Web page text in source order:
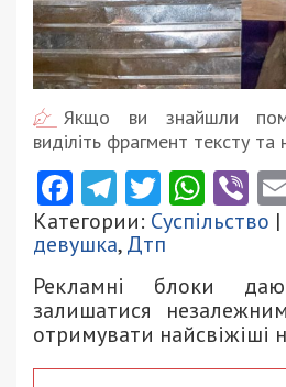
Якщо ви знайшли
виділіть фрагмент тексту та
Facebook
Telegram
Twitter
Категории: Суспільство
девушка,Дтп
Рекламні блоки
залишатися
отримувати найсвіжіші